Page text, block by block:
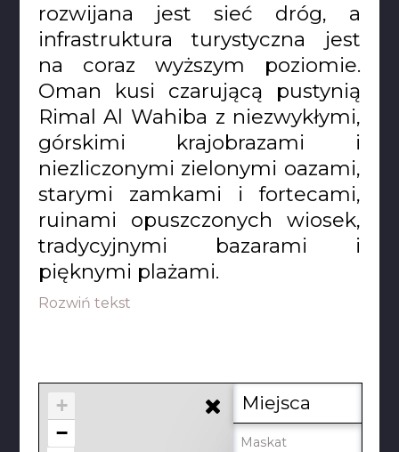
rozwijana jest sieć dróg, a
infrastruktura turystyczna jest
na coraz wyższym poziomie.
Oman kusi czarującą pustynią
Rimal Al Wahiba z niezwykłymi,
górskimi krajobrazami i
niezliczonymi zielonymi oazami,
starymi zamkami i fortecami,
ruinami opuszczonych wiosek,
tradycyjnymi bazarami i
pięknymi plażami.
Rozwiń tekst
+
−
Miejsca
Maskat